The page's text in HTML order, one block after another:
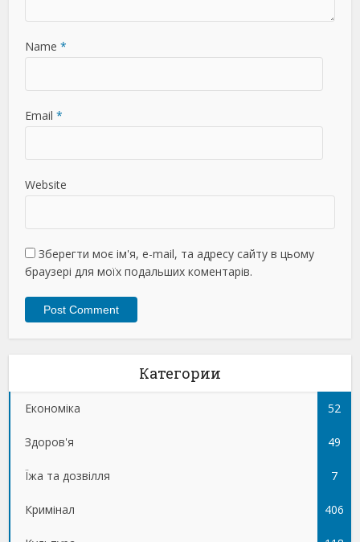
Name *
Email *
Website
Зберегти моє ім'я, e-mail, та адресу сайту в цьому
браузері для моїх подальших коментарів.
Категории
Економіка 52
Здоров'я 49
Їжа та дозвілля 7
Кримінал 406